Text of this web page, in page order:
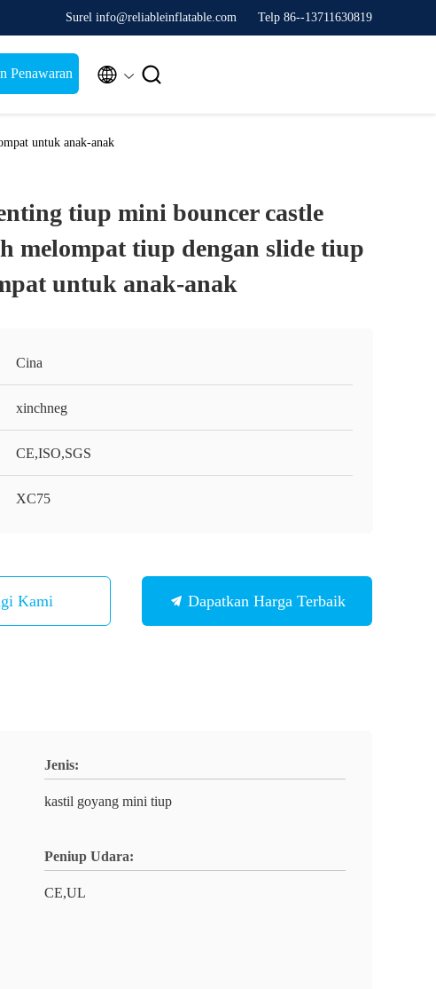
Surel info@reliableinflatable.com Telp 86--13711630819
Penawaran  
untuk anak-anak
tiup mini bouncer castle
melompat tiup dengan slide tiup
untuk anak-anak
Cina
xinchneg
CE,ISO,SGS
XC75
Kami Dapatkan Harga Terbaik
Jenis:
kastil goyang mini tiup
Peniup Udara:
CE,UL